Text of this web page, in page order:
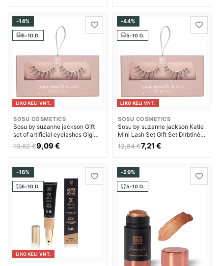
-14%
5-10 D.
LIKO KELI VNT.
SOSU COSMETICS
Sosu by suzanne jackson Gift
set of artificial eyelashes Gigi
Mini Lash Set Dirbtinės
blakstienos Moterims
10,62 €9,09 €
-44%
5-10 D.
LIKO KELI VNT.
SOSU COSMETICS
Sosu by suzanne jackson Katie
Mini Lash Set Gift Set Dirbtinės
blakstienos Blakstienų tušas
Moterims
12,84 €7,21 €
-16%
5-10 D.
LIKO KELI VNT.
-29%
5-10 D.